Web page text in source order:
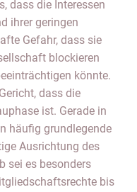
dass die Interessen
ihrer geringen
Gefahr, dass sie
blockieren
könnte.
dass die
ist. Gerade in
häufig grundlegende
Ausrichtung des
sei es besonders
bis